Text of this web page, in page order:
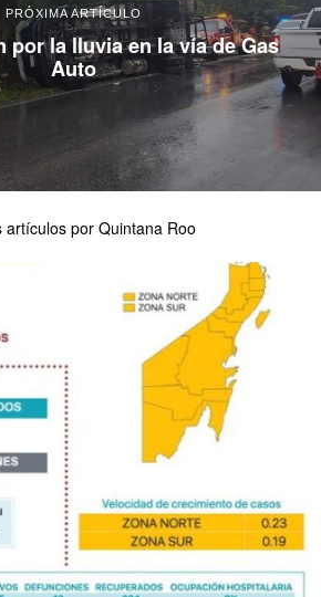
PRÓXIMA ARTÍCULO
por la lluvia en la vía de Gas
Auto
artículos por Quintana Roo